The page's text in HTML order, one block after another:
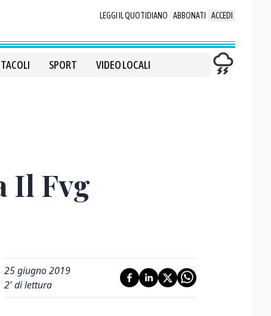
LEGGI IL QUOTIDIANO ABBONATI ACCEDI
SPORT VIDEO LOCALI
Il Fvg
25 giugno 2019
2' di lettura